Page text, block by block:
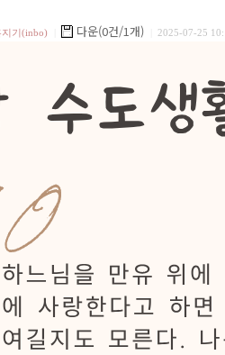
지기(inbo) 다운(0건/1개) 2025-07-25